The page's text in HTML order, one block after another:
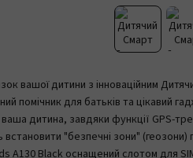
вашої дитини з інноваційним
помічник для батьків та цікавий
дитина, завдяки функції GPS-
встановити "безпечні зони"
A130 Black оснащений слотом для